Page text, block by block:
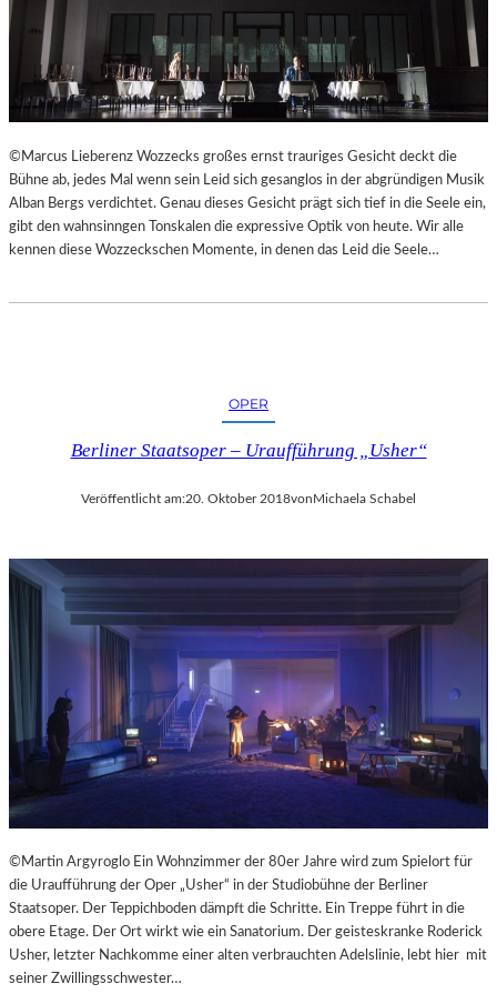
©Marcus Lieberenz Wozzecks großes ernst trauriges Gesicht deckt die
Bühne ab, jedes Mal wenn sein Leid sich gesanglos in der abgründigen Musik
Alban Bergs verdichtet. Genau dieses Gesicht prägt sich tief in die Seele ein,
gibt den wahnsinngen Tonskalen die expressive Optik von heute. Wir alle
kennen diese Wozzeckschen Momente, in denen das Leid die Seele…
OPER
Berliner Staatsoper – Uraufführung „Usher“
Veröffentlicht am:20. Oktober 2018vonMichaela Schabel
©Martin Argyroglo Ein Wohnzimmer der 80er Jahre wird zum Spielort für
die Uraufführung der Oper „Usher“ in der Studiobühne der Berliner
Staatsoper. Der Teppichboden dämpft die Schritte. Ein Treppe führt in die
obere Etage. Der Ort wirkt wie ein Sanatorium. Der geisteskranke Roderick
Usher, letzter Nachkomme einer alten verbrauchten Adelslinie, lebt hier mit
seiner Zwillingsschwester…